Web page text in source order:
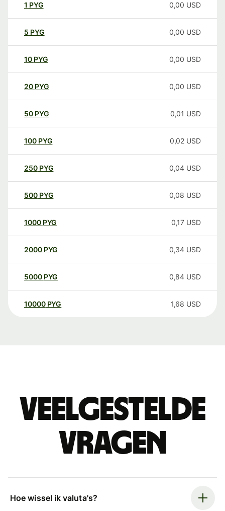
1 PYG 0,00 USD
5 PYG 0,00 USD
10 PYG 0,00 USD
20 PYG 0,00 USD
50 PYG 0,01 USD
100 PYG 0,02 USD
250 PYG 0,04 USD
500 PYG 0,08 USD
1000 PYG 0,17 USD
2000 PYG 0,34 USD
5000 PYG 0,84 USD
10000 PYG 1,68 USD
Veelgestelde
vragen
Hoe wissel ik valuta's?